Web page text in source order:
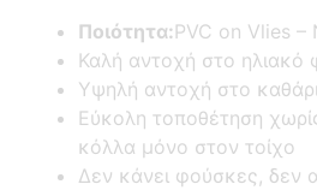
Ποιότητα:PVC on Vlies –
Καλή αντοχή στο ηλιακό
Υψηλή αντοχή στο
Εύκολη τοποθέτηση
κόλλα μόνο στον τοίχο
Δεν κάνει φούσκες, δεν